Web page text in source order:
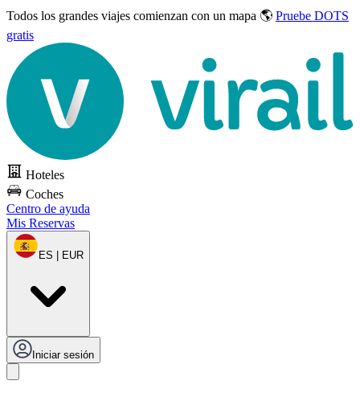
Todos los grandes viajes comienzan con un mapa 🌎 Pruebe DOTS
gratis
Hoteles
Coches
Centro de ayuda
Mis Reservas
ES | EUR
Iniciar sesión